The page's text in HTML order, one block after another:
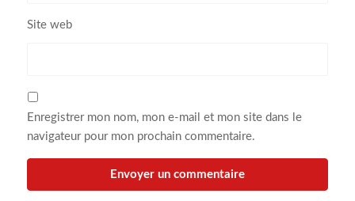
Site web
Enregistrer mon nom, mon e-mail et mon site dans le
navigateur pour mon prochain commentaire.